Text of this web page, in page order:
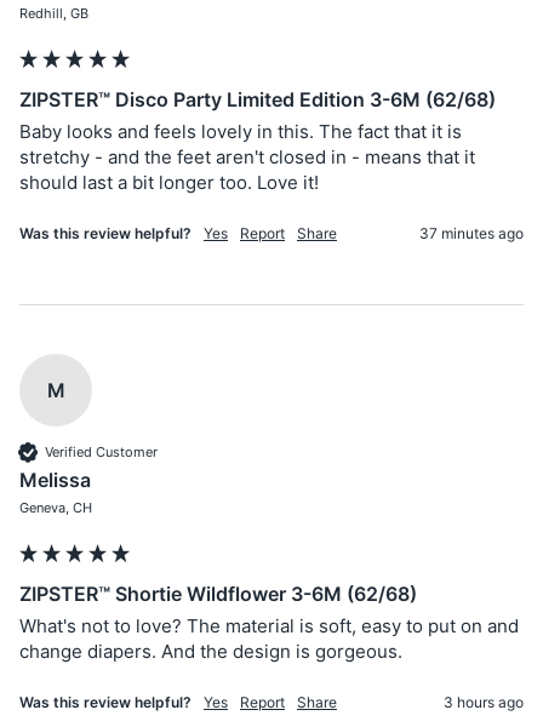
Redhill, GB
ZIPSTER™ Disco Party Limited Edition 3-6M (62/68)
Baby looks and feels lovely in this. The fact that it is
stretchy - and the feet aren't closed in - means that it
should last a bit longer too. Love it!
Was this review helpful? Yes Report Share 37 minutes ago
M
Verified Customer
Melissa
Geneva, CH
ZIPSTER™ Shortie Wildflower 3-6M (62/68)
What's not to love? The material is soft, easy to put on and
change diapers. And the design is gorgeous.
Was this review helpful? Yes Report Share 3 hours ago